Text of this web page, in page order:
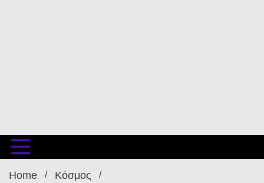
Home
Κόσμος